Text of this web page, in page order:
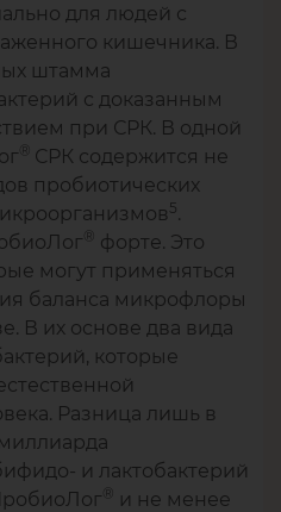
для людей с
кишечника. В
штамма
с доказанным
при СРК. В одной
® СРК содержится не
пробиотических
5.
® форте. Это
могут применяться
баланса микрофлоры
В их основе два вида
которые
Разница лишь в
и лактобактерий
®
и не менее